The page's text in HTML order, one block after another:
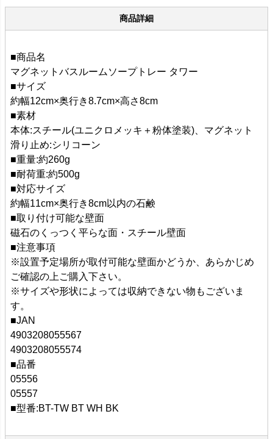
商品詳細
■商品名
マグネットバスルームソープトレー タワー
■サイズ
約幅12cm×奥行き8.7cm×高さ8cm
■素材
本体:スチール(ユニクロメッキ＋粉体塗装)、マグネット
滑り止め:シリコーン
■重量:約260g
■耐荷重:約500g
■対応サイズ
約幅11cm×奥行き8cm以内の石鹸
■取り付け可能な壁面
磁石のくっつく平らな面・スチール壁面
■注意事項
※設置予定場所が取付可能な壁面かどうか、あらかじめ
ご確認の上ご購入下さい。
※サイズや形状によっては収納できない物もございま
す。
■JAN
4903208055567
4903208055574
■品番
05556
05557
■型番:BT-TW BT WH BK